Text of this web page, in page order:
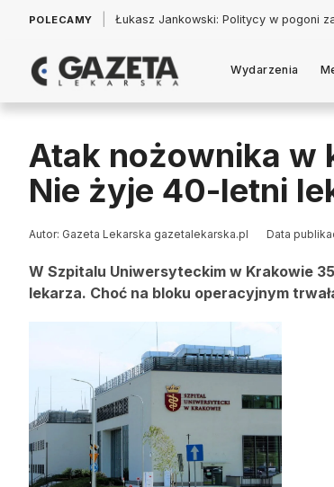
POLECAMY Łukasz Jankowski: Politycy w pogoni
Wydarzenia
Atak nożownika w
Nie żyje 40-letni
Autor: Gazeta Lekarska gazetalekarska.pl Data
W Szpitalu Uniwersyteckim w Krakowie
lekarza. Choć na bloku operacyjnym